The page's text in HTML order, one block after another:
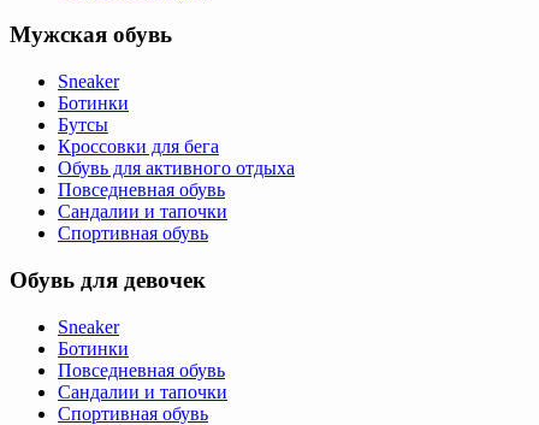
Мужская обувь
Sneaker
Ботинки
Бутсы
Кроссовки для бега
Обувь для активного отдыха
Повседневная обувь
Сандалии и тапочки
Спортивная обувь
Обувь для девочек
Sneaker
Ботинки
Повседневная обувь
Сандалии и тапочки
Спортивная обувь